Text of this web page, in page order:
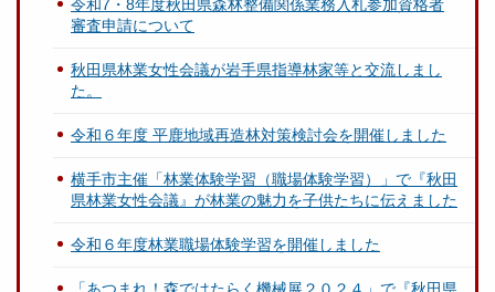
令和7・8年度秋田県森林整備関係業務入札参加資格者
審査申請について
秋田県林業女性会議が岩手県指導林家等と交流しまし
た。
令和６年度 平鹿地域再造林対策検討会を開催しました
横手市主催「林業体験学習（職場体験学習）」で『秋田
県林業女性会議』が林業の魅力を子供たちに伝えました
令和６年度林業職場体験学習を開催しました